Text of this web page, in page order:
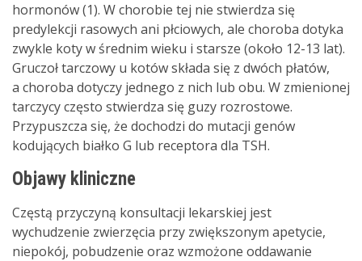
hormonów (1). W chorobie tej nie stwierdza się
predylekcji rasowych ani płciowych, ale choroba dotyka
zwykle koty w średnim wieku i starsze (około 12-13 lat).
Gruczoł tarczowy u kotów składa się z dwóch płatów,
a choroba dotyczy jednego z nich lub obu. W zmienionej
tarczycy często stwierdza się guzy rozrostowe.
Przypuszcza się, że dochodzi do mutacji genów
kodujących białko G lub receptora dla TSH.
Objawy kliniczne
Częstą przyczyną konsultacji lekarskiej jest
wychudzenie zwierzęcia przy zwiększonym apetycie,
niepokój, pobudzenie oraz wzmożone oddawanie